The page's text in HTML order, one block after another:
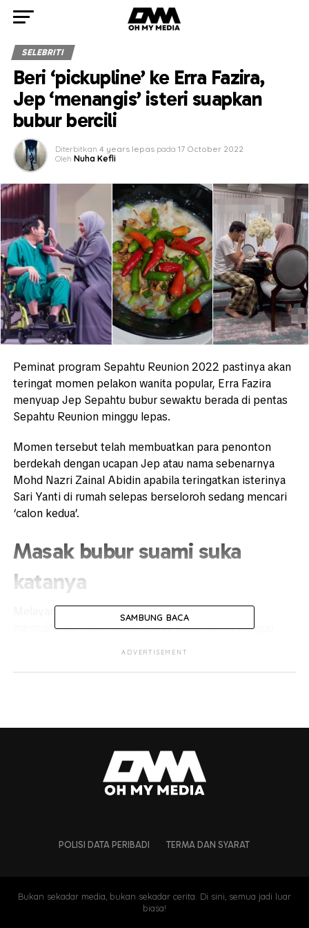
SELEBRITI
Beri ‘pickupline’ ke Erra Fazira,
Jep ‘menangis’ isteri suapkan
bubur bercili
Diterbitkan 4 years lepas pada 17 October 2022
Oleh Nuha Kefli
Peminat program Sepahtu Reunion 2022 pastinya akan
teringat momen pelakon wanita popular, Erra Fazira
menyuap Jep Sepahtu bubur sewaktu berada di pentas
Sepahtu Reunion minggu lepas.
Momen tersebut telah membuatkan para penonton
berdekah dengan ucapan Jep atau nama sebenarnya
Mohd Nazri Zainal Abidin apabila teringatkan isterinya
Sari Yanti di rumah selepas berseloroh sedang mencari
‘calon kedua’.
Masak bubur suami suka
katanya
Melayan ragam suaminya, Sari Yanti dilihat telah
memuat naik menu masakannya pada hujung minggu
SAMBUNG BACA
ADVERTISEMENT
POLISI DATA PERIBADI TERMA DAN SYARAT
Bukan sekadar media, bukan sekadar cerita. Di sini, semua jadi luar
biasa!